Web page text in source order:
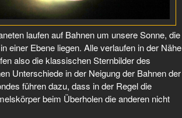
laufen auf Bahnen um unsere Sonne, die
einer Ebene liegen. Alle verlaufen in der Nähe
also die klassischen Sternbilder des
Unterschiede in der Neigung der Bahnen der
führen dazu, dass in der Regel die
beim Überholen die anderen nicht